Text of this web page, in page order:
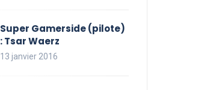
Super Gamerside (pilote)
: Tsar Waerz
13 janvier 2016